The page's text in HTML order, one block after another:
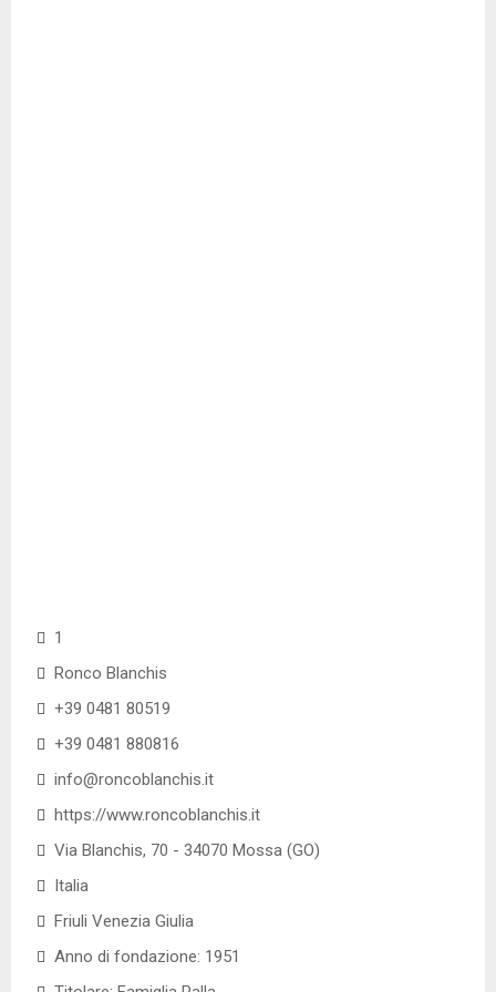
1
Ronco Blanchis
+39 0481 80519
+39 0481 880816
info@roncoblanchis.it
https://www.roncoblanchis.it
Via Blanchis, 70 - 34070 Mossa (GO)
Italia
Friuli Venezia Giulia
Anno di fondazione: 1951